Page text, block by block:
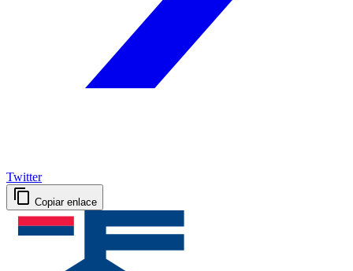
Twitter
Copiar enlace